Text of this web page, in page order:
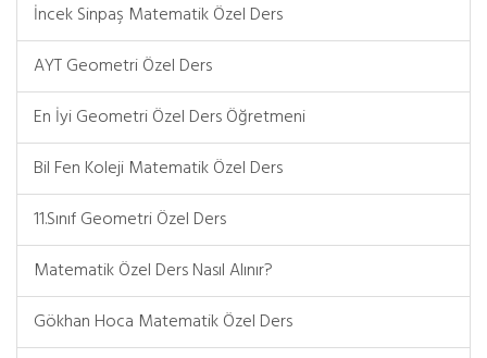
İncek Sinpaş Matematik Özel Ders
AYT Geometri Özel Ders
En İyi Geometri Özel Ders Öğretmeni
Bil Fen Koleji Matematik Özel Ders
11.Sınıf Geometri Özel Ders
Matematik Özel Ders Nasıl Alınır?
Gökhan Hoca Matematik Özel Ders